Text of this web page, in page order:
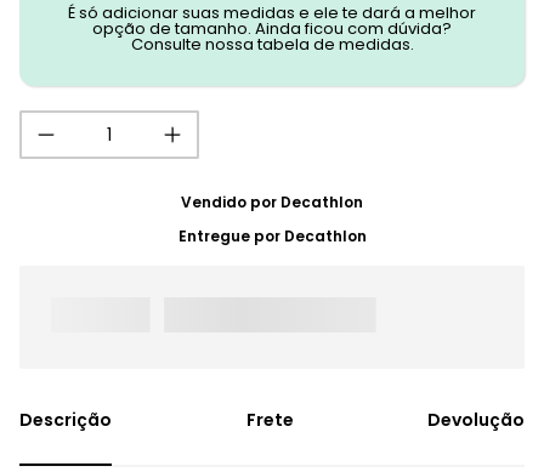
É só adicionar suas medidas e ele te dará a melhor
opção de tamanho. Ainda ficou com dúvida?
Consulte nossa tabela de medidas.
Vendido por Decathlon
Entregue por Decathlon
Frete Devolução